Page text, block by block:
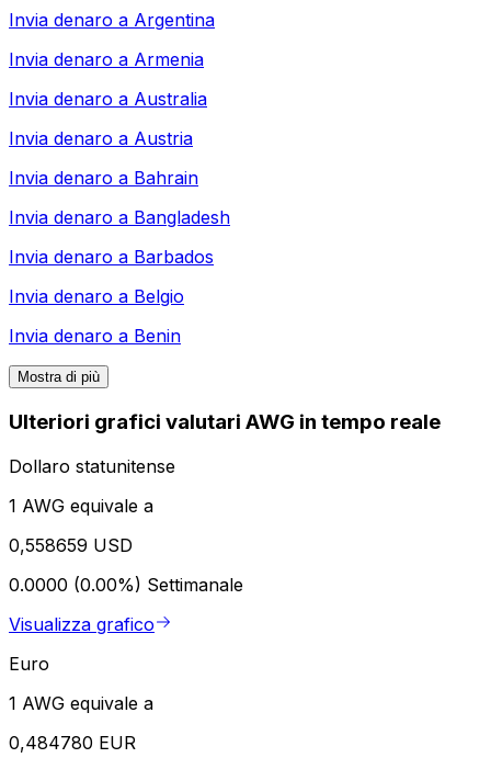
Invia denaro a Argentina
Invia denaro a Armenia
Invia denaro a Australia
Invia denaro a Austria
Invia denaro a Bahrain
Invia denaro a Bangladesh
Invia denaro a Barbados
Invia denaro a Belgio
Invia denaro a Benin
Mostra di più
Ulteriori grafici valutari AWG in tempo reale
Dollaro statunitense
1 AWG equivale a
0,558659 USD
0.0000 (0.00%) Settimanale
Visualizza grafico
Euro
1 AWG equivale a
0,484780 EUR